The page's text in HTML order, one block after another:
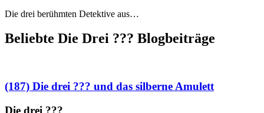
Die drei berühmten Detektive aus…
Beliebte Die Drei ??? Blogbeiträge
(187) Die drei ??? und das silberne Amulett
Die drei ???